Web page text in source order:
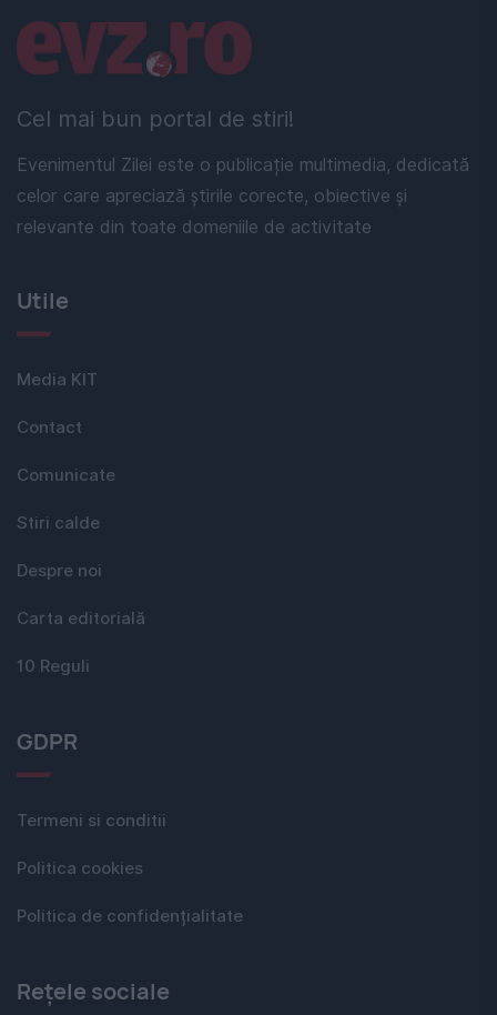
Cel mai bun portal de stiri!
Evenimentul Zilei este o publicație multimedia, dedicată
celor care apreciază știrile corecte, obiective și
relevante din toate domeniile de activitate
Linkuri utile
Utile
Media KIT
Contact
Comunicate
Stiri calde
Despre noi
Carta editorială
10 Reguli
GDPR
Termeni si conditii
Politica cookies
Politica de confidențialitate
Rețele sociale